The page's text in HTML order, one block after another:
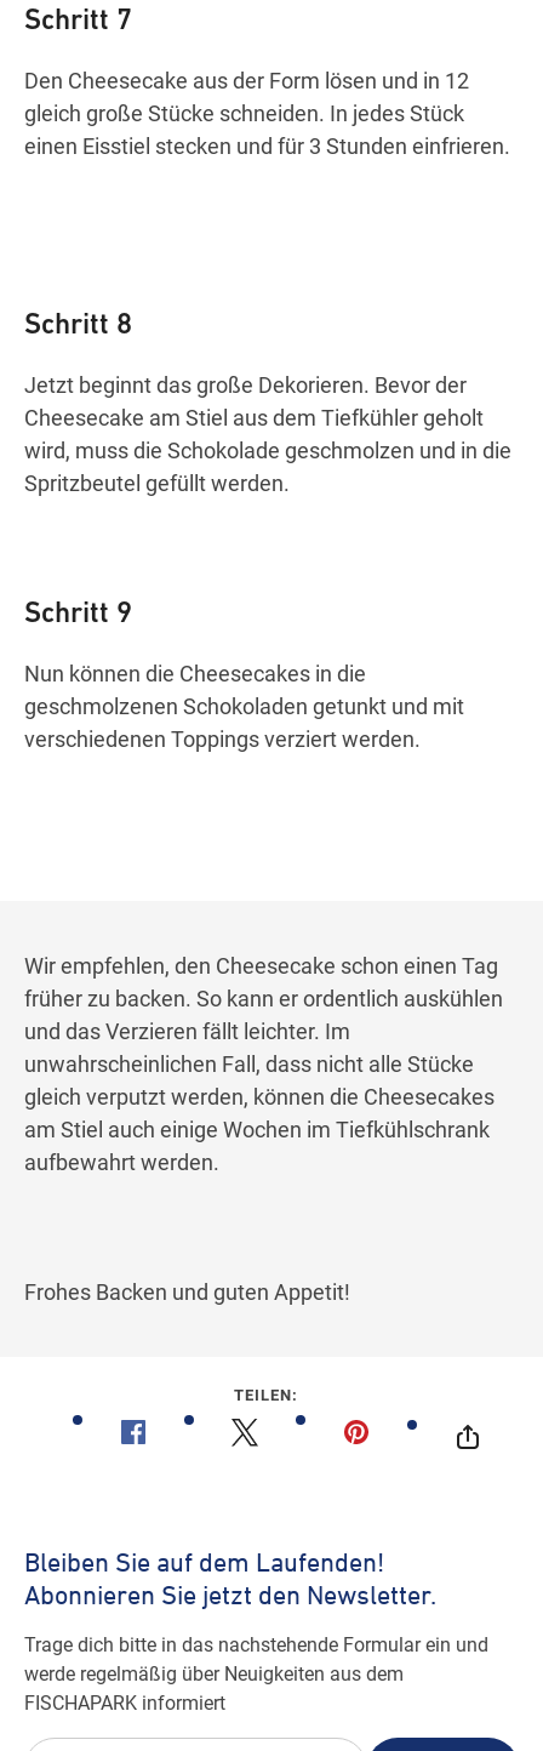
Schritt 7
Den Cheesecake aus der Form lösen und in 12
gleich große Stücke schneiden. In jedes Stück
einen Eisstiel stecken und für 3 Stunden einfrieren.
Schritt 8
Jetzt beginnt das große Dekorieren. Bevor der
Cheesecake am Stiel aus dem Tiefkühler geholt
wird, muss die Schokolade geschmolzen und in die
Spritzbeutel gefüllt werden.
Schritt 9
Nun können die Cheesecakes in die
geschmolzenen Schokoladen getunkt und mit
verschiedenen Toppings verziert werden.
Wir empfehlen, den Cheesecake schon einen Tag
früher zu backen. So kann er ordentlich auskühlen
und das Verzieren fällt leichter. Im
unwahrscheinlichen Fall, dass nicht alle Stücke
gleich verputzt werden, können die Cheesecakes
am Stiel auch einige Wochen im Tiefkühlschrank
aufbewahrt werden.
Frohes Backen und guten Appetit!
TEILEN: